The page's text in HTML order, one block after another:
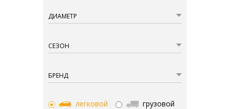
ДИАМЕТР
СЕЗОН
БРЕНД
легковой грузовой